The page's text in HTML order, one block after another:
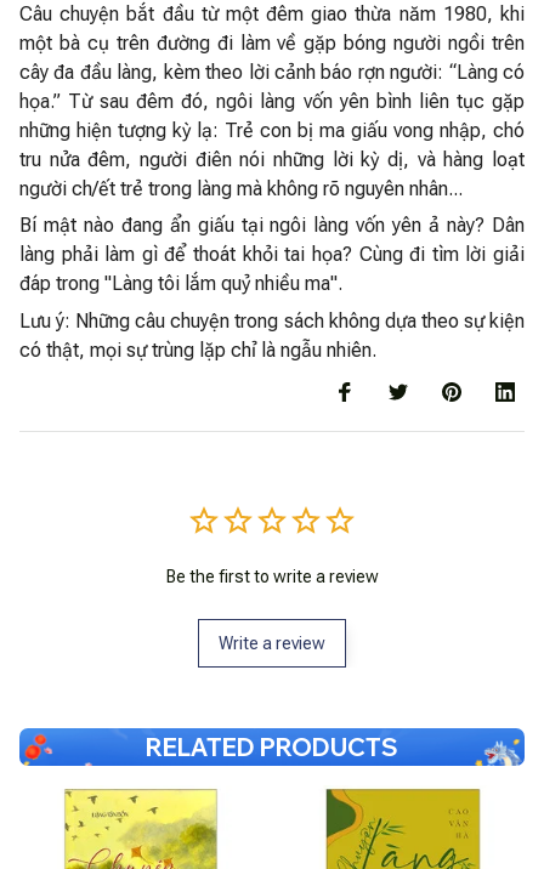
Câu chuyện bắt đầu từ một đêm giao thừa năm 1980, khi
một bà cụ trên đường đi làm về gặp bóng người ngồi trên
cây đa đầu làng, kèm theo lời cảnh báo rợn người: “Làng có
họa.” Từ sau đêm đó, ngôi làng vốn yên bình liên tục gặp
những hiện tượng kỳ lạ: Trẻ con bị ma giấu vong nhập, chó
tru nửa đêm, người điên nói những lời kỳ dị, và hàng loạt
người ch/ết trẻ trong làng mà không rõ nguyên nhân...
Bí mật nào đang ẩn giấu tại ngôi làng vốn yên ả này? Dân
làng phải làm gì để thoát khỏi tai họa? Cùng đi tìm lời giải
đáp trong "Làng tôi lắm quỷ nhiều ma".
Lưu ý: Những câu chuyện trong sách không dựa theo sự kiện
có thật, mọi sự trùng lặp chỉ là ngẫu nhiên.
Be the first to write a review
Write a review
RELATED PRODUCTS